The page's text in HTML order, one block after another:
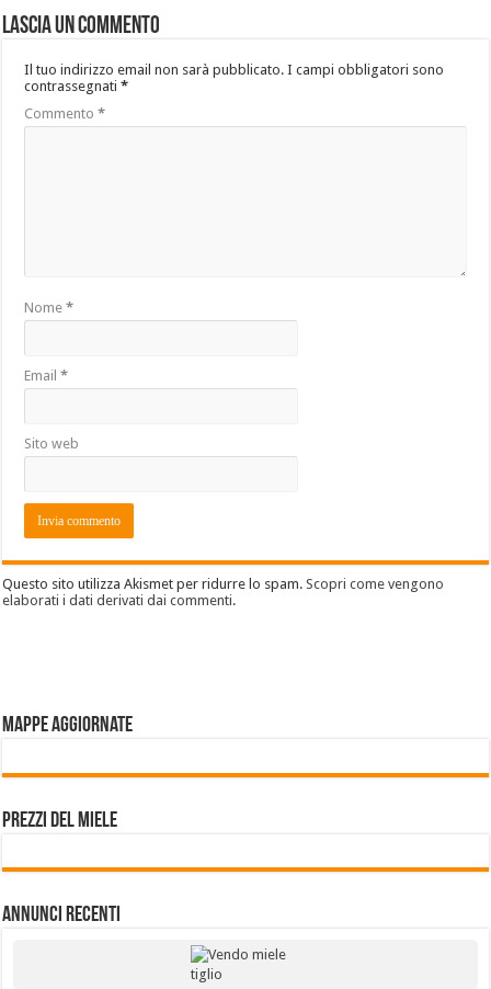
Lascia un commento
Il tuo indirizzo email non sarà pubblicato. I campi obbligatori sono
contrassegnati*
Commento*
Nome*
Email*
Sito web
Questo sito utilizza Akismet per ridurre lo spam.Scopri come vengono
elaborati i dati derivati dai commenti.
Mappe aggiornate
Prezzi del miele
Annunci Recenti